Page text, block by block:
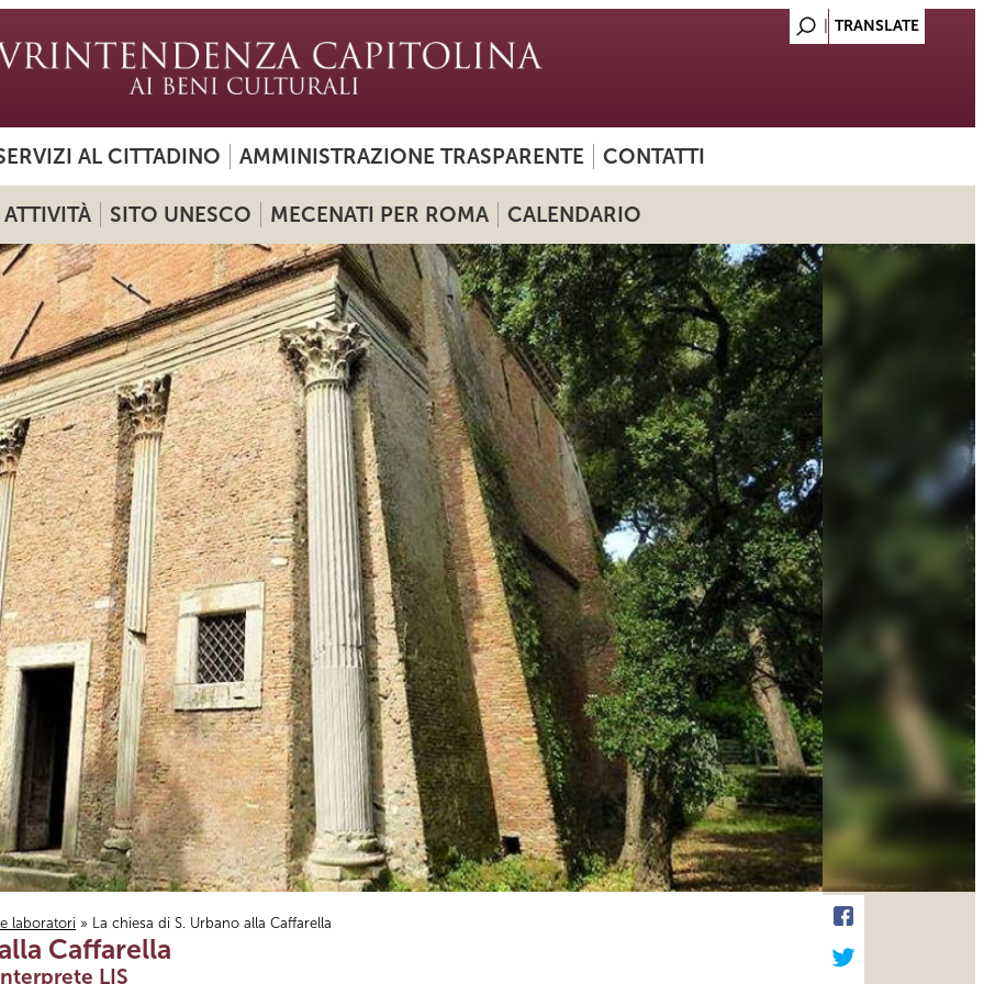
AL CITTADINO AMMINISTRAZIONE TRASPARENTE CONTATTI
ATTIVITÀ SITO UNESCO MECENATI PER ROMA CALENDARIO
laboratori » La chiesa di S. Urbano alla Caffarella
Caffarella
LIS